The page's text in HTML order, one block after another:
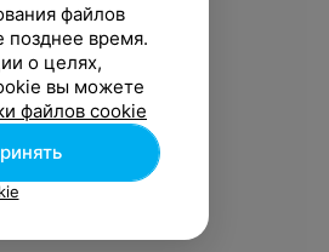
файлов
позднее время.
о целях,
вы можете
файлов cookie